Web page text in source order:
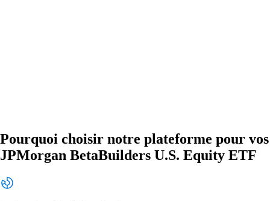
Pourquoi choisir notre plateforme pour vos
JPMorgan BetaBuilders U.S. Equity ETF